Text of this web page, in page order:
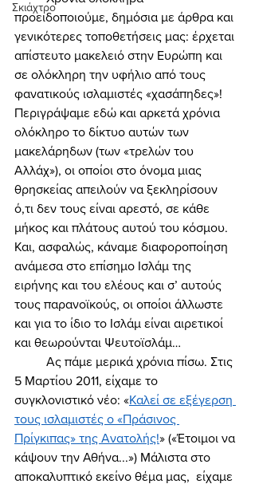
Σκιάχτρο
προειδοποιούμε, δημόσια με άρθρα και
γενικότερες τοποθετήσεις μας: έρχεται
απίστευτο μακελειό στην Ευρώπη και
σε ολόκληρη την υφήλιο από τους
φανατικούς ισλαμιστές «χασάπηδες»!
Περιγράψαμε εδώ και αρκετά χρόνια
ολόκληρο το δίκτυο αυτών των
μακελάρηδων (των «τρελών του
Αλλάχ»), οι οποίοι στο όνομα μιας
θρησκείας απειλούν να ξεκληρίσουν
ό,τι δεν τους είναι αρεστό, σε κάθε
μήκος και πλάτους αυτού του κόσμου.
Και, ασφαλώς, κάναμε διαφοροποίηση
ανάμεσα στο επίσημο Ισλάμ της
ειρήνης και του ελέους και σ’ αυτούς
τους παρανοϊκούς, οι οποίοι άλλωστε
και για το ίδιο το Ισλάμ είναι αιρετικοί
και θεωρούνται Ψευτοϊσλάμ…
5 Μαρτίου 2011, είχαμε το
συγκλονιστικό νέο: «Καλεί σε εξέγερση
τους ισλαμιστές ο «Πράσινος
Πρίγκιπας» της Ανατολής!» («Έτοιμοι να
κάψουν την Αθήνα...») Μάλιστα στο
αποκαλυπτικό εκείνο θέμα μας,  είχαμε